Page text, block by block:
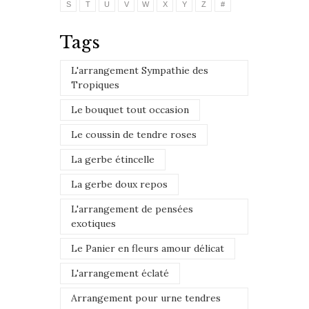
S T U V W X Y Z #
Tags
L'arrangement Sympathie des
Tropiques
Le bouquet tout occasion
Le coussin de tendre roses
La gerbe étincelle
La gerbe doux repos
L'arrangement de pensées
exotiques
Le Panier en fleurs amour délicat
L'arrangement éclaté
Arrangement pour urne tendres